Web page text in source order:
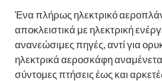
Ένα πλήρως ηλεκτρικό
αποκλειστικά με ηλεκτρική
ανανεώσιμες πηγές, αντί για
ηλεκτρικά αεροσκάφη αναμένεται
σύντομες πτήσεις έως και